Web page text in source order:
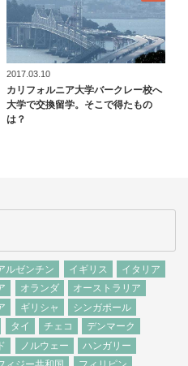
2017.03.10
カリフォルニア大学バークレー校へ
大学で交換留学。そこで得たもの
は？
ルゼンチン イギリス
イタリア
オランダ
オーストラリア
ギリシャ
シンガポール
タイ チェコ
デンマーク
ノルウェー
ハンガリー